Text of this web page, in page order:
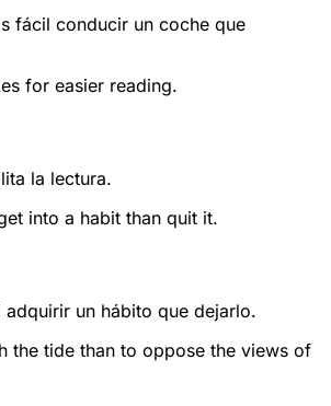
fácil conducir un coche que
for easier reading.
la lectura.
into a habit than quit it.
adquirir un hábito que dejarlo.
the tide than to oppose the views of